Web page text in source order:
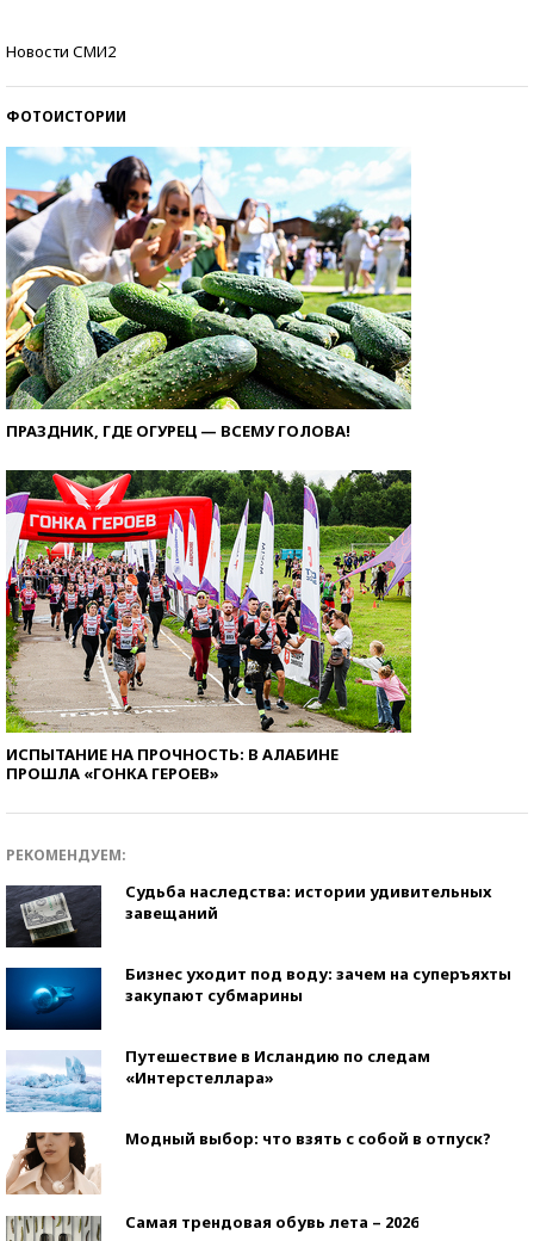
Новости СМИ2
ФОТОИСТОРИИ
ПРАЗДНИК, ГДЕ ОГУРЕЦ — ВСЕМУ ГОЛОВА!
ИСПЫТАНИЕ НА ПРОЧНОСТЬ: В АЛАБИНЕ
ПРОШЛА «ГОНКА ГЕРОЕВ»
РЕКОМЕНДУЕМ:
Судьба наследства: истории удивительных
завещаний
Бизнес уходит под воду: зачем на суперъяхты
закупают субмарины
Путешествие в Исландию по следам
«Интерстеллара»
Модный выбор: что взять с собой в отпуск?
Самая трендовая обувь лета – 2026